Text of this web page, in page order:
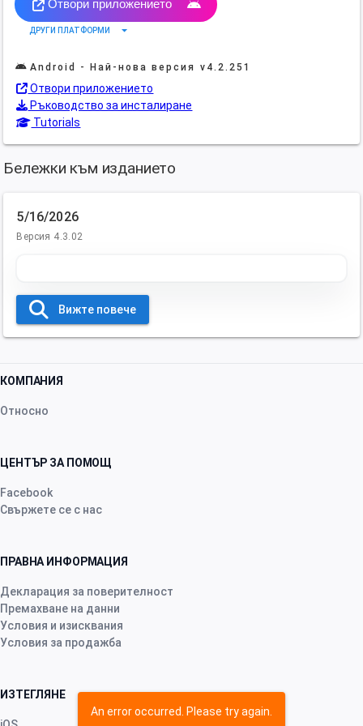
Отвори приложението
ДРУГИ ПЛАТФОРМИ arrow_drop_down
Android - Най-нова версия v4.2.251
Отвори приложението
Ръководство за инсталиране
Tutorials
Бележки към изданието
5/16/2026
Версия 4.3.02
Вижте повече
КОМПАНИЯ
Относно
ЦЕНТЪР ЗА ПОМОЩ
Facebook
Свържете се с нас
ПРАВНА ИНФОРМАЦИЯ
Декларация за поверителност
Премахване на данни
Условия и изисквания
Условия за продажба
ИЗТЕГЛЯНЕ
An error occurred. Please try again.